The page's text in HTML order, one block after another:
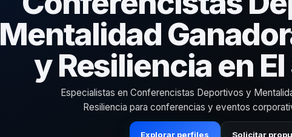
Mentalidad
y Resiliencia en
Especialistas en Conferencistas Deportivos y
Resiliencia para conferencias y eventos
Explorar perfiles Solicitar